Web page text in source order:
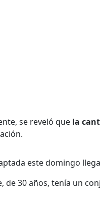
se reveló que la
este domingo
de 30 años, tenía un